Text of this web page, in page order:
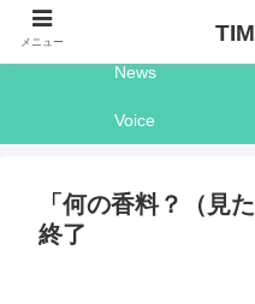
News
Voice
「何の香料？（見
終了
メニュー